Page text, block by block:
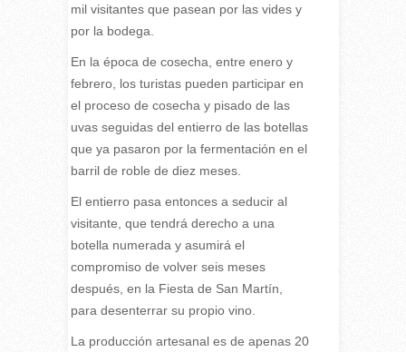
mil visitantes que pasean por las vides y
por la bodega.
En la época de cosecha, entre enero y
febrero, los turistas pueden participar en
el proceso de cosecha y pisado de las
uvas seguidas del entierro de las botellas
que ya pasaron por la fermentación en el
barril de roble de diez meses.
El entierro pasa entonces a seducir al
visitante, que tendrá derecho a una
botella numerada y asumirá el
compromiso de volver seis meses
después, en la Fiesta de San Martín,
para desenterrar su propio vino.
La producción artesanal es de apenas 20